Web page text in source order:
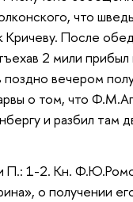
что
После
2 мили прибыл
вечером
о том, что
и разбил там
П.: 1-2. Кн.
о получении